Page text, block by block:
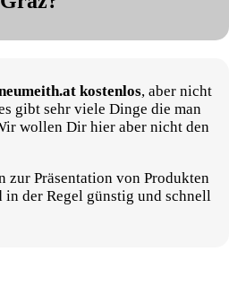
kostenlos, aber nicht
gibt sehr viele Dinge die man
wollen Dir hier aber nicht den
zur Präsentation von Produkten
der Regel günstig und schnell